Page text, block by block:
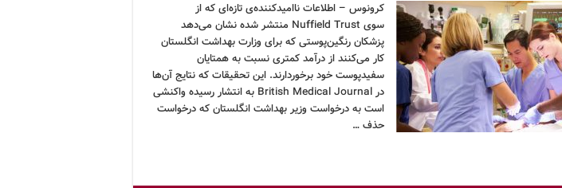
کرونوس – اطلاعات ناامیدکننده‌ی تازه‌ای که از
سوی Nuffield Trust منتشر شده نشان می‌دهد
پزشکان رنگین‌پوستی که برای وزارت بهداشت انگلستان
کار می‌کنند از درآمد کمتری نسبت به همتایان
سفیدپوست خود برخوردارند. این تحقیقات که نتایج آن‌ها
در British Medical Journal به انتشار رسیده واکنشی
است به درخواست وزیر بهداشت انگلستان که درخواست
حذف …